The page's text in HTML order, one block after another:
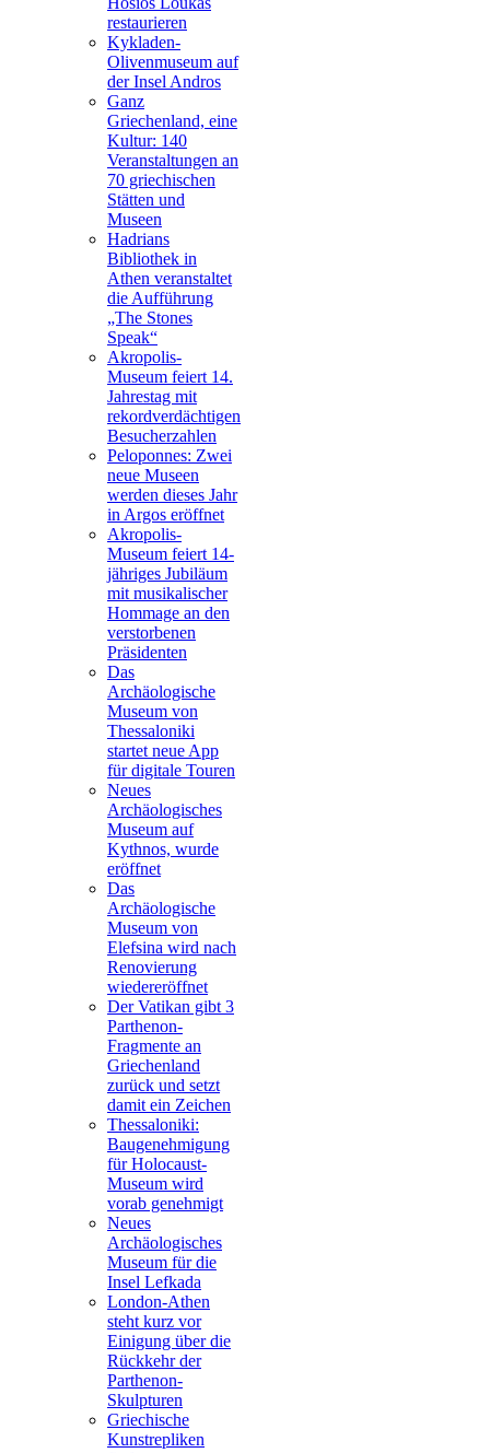
restaurieren
Kykladen-
Olivenmuseum auf
der Insel Andros
Ganz
Griechenland, eine
Kultur: 140
Veranstaltungen an
70 griechischen
Stätten und
Museen
Hadrians
Bibliothek in
Athen veranstaltet
die Aufführung
„The Stones
Speak“
Akropolis-
Museum feiert 14.
Jahrestag mit
rekordverdächtigen
Besucherzahlen
Peloponnes: Zwei
neue Museen
werden dieses Jahr
in Argos eröffnet
Akropolis-
Museum feiert 14-
jähriges Jubiläum
mit musikalischer
Hommage an den
verstorbenen
Präsidenten
Das
Archäologische
Museum von
Thessaloniki
startet neue App
für digitale Touren
Neues
Archäologisches
Museum auf
Kythnos, wurde
eröffnet
Das
Archäologische
Museum von
Elefsina wird nach
Renovierung
wiedereröffnet
Der Vatikan gibt 3
Parthenon-
Fragmente an
Griechenland
zurück und setzt
damit ein Zeichen
Thessaloniki:
Baugenehmigung
für Holocaust-
Museum wird
vorab genehmigt
Neues
Archäologisches
Museum für die
Insel Lefkada
London-Athen
steht kurz vor
Einigung über die
Rückkehr der
Parthenon-
Skulpturen
Griechische
Kunstrepliken